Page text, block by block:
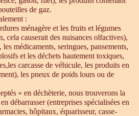
de gaz.
:
ménagère et les fruits et légumes
cela causerait des nuisances olfactives),
les médicaments, seringues, pansements,
et les déchets hautement toxiques,
carcasse de véhicule, les produits en
les pneux de poids lours ou de
» en déchèterie, nous trouverons la
débarrasser (entreprises spécialisées en
hôpitaux, équarisseur, casse-